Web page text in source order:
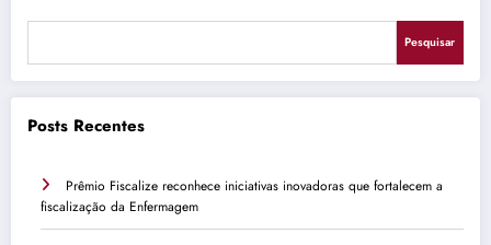
Pesquisar
Posts Recentes
Prêmio Fiscalize reconhece iniciativas inovadoras que fortalecem a
fiscalização da Enfermagem